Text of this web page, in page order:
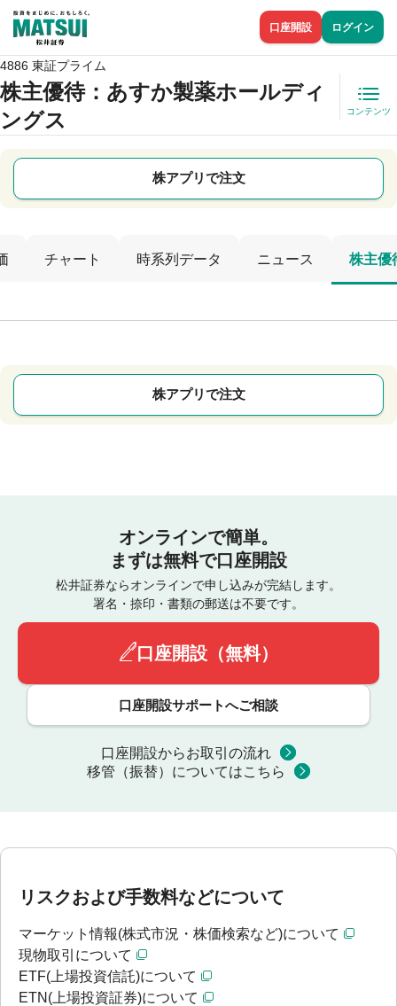
口座開設 ログイン
4886 東証プライム
株主優待：あすか製薬ホールディ
ングス
コンテンツ
株アプリで注文
チャート 時系列データ ニュース 株主優
株アプリで注文
オンラインで簡単。
まずは無料で口座開設
松井証券ならオンラインで申し込みが完結します。
署名・捺印・書類の郵送は不要です。
口座開設（無料）
口座開設サポートへご相談
口座開設からお取引の流れ
移管（振替）についてはこちら
リスクおよび手数料などについて
マーケット情報(株式市況・株価検索など)について
現物取引について
ETF(上場投資信託)について
ETN(上場投資証券)について